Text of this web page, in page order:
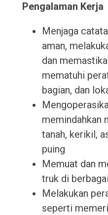
Pengalaman Kerja
Menjaga
aman,
dan
mematuhi
bagian, dan
memindahkan
tanah, kerikil,
puing
Memuat dan
truk di
Melakukan
seperti